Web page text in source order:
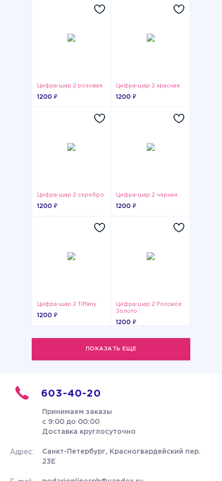
Цифра-шар 2 розовая
1200 ₽
Цифра-шар 2 красная
1200 ₽
Цифра-шар 2 серебро
1200 ₽
Цифра-шар 2 черная
1200 ₽
Цифра-шар 2 Tiffany
1200 ₽
Цифра-шар 2 Розовое
Золото
1200 ₽
ПОКАЗАТЬ ЕЩЕ
603-40-20
Принимаем заказы
с 9:00 до 00:00
Доставка круглосуточно
Адрес:
Санкт-Петербург, Красногвардейский пер.
23Е